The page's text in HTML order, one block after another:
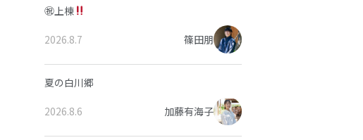
㊗上棟
2026.8.7 篠田朋
夏の白川郷
2026.8.6 加藤有海子